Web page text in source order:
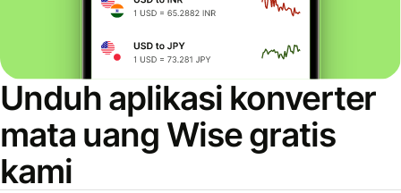
Unduh aplikasi konverter
mata uang Wise gratis
kami